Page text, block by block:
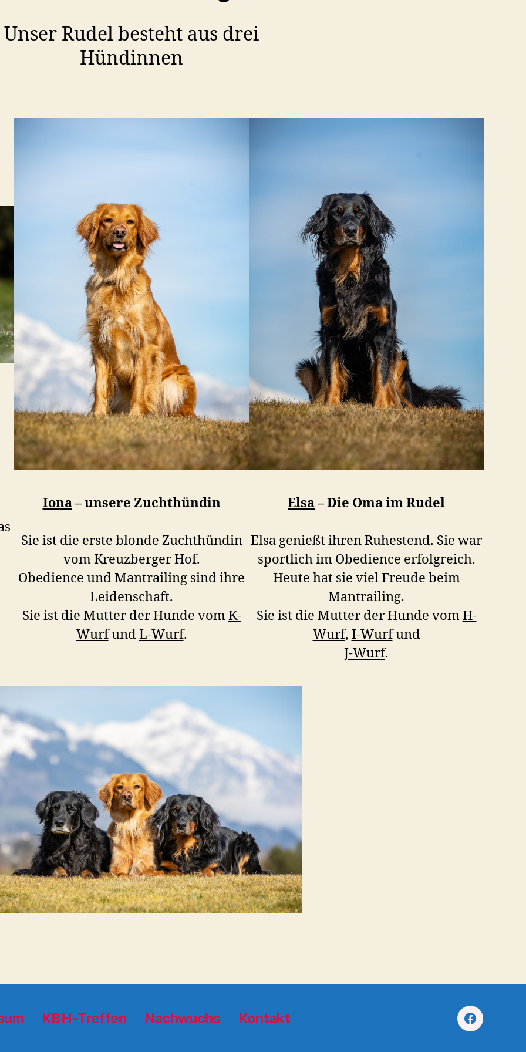
Unser Rudel besteht aus drei
Hündinnen
Iona– unsere Zuchthündin
Sie ist die erste blonde Zuchthündin
vom Kreuzberger Hof.
Obedience und Mantrailing sind ihre
Leidenschaft.
Sie ist die Mutter der Hunde vomK-
WurfundL-Wurf.
Elsa– Die Oma im Rudel
Elsa genießt ihren Ruhestend. Sie war
sportlich im Obedience erfolgreich.
Heute hat sie viel Freude beim
Mantrailing.
Sie ist die Mutter der Hunde vomH-
Wurf, I-Wurfund
J-Wurf.
KBH-Treffen Nachwuchs Kontakt Facebook